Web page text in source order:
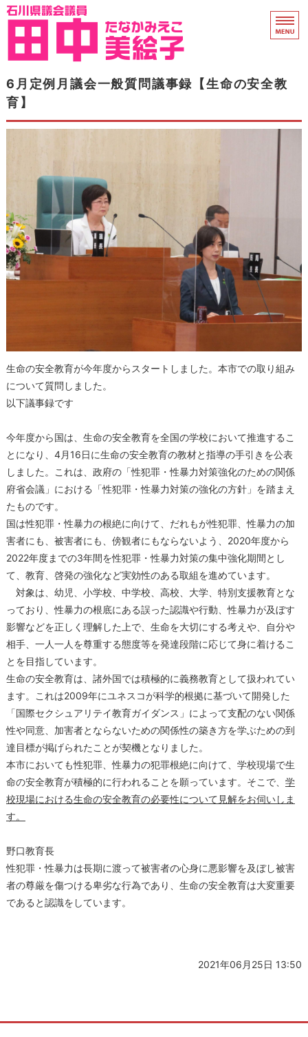
石川県議会議員 田中
ホーム
県議会活動
支援のお願い
6月定例月議会一般質問議事録【生命の安全教
育】
生命の安全教育が今年度からスタートしました。本市での取り組み
について質問しました。
以下議事録です
今年度から国は、生命の安全教育を全国の学校において推進するこ
とになり、4月16日に生命の安全教育の教材と指導の手引きを公表
しました。これは、政府の「性犯罪・性暴力対策強化のための関係
府省会議」における「性犯罪・性暴力対策の強化の方針」を踏まえ
たものです。
国は性犯罪・性暴力の根絶に向けて、だれもが性犯罪、性暴力の加
害者にも、被害者にも、傍観者にもならないよう、2020年度から
2022年度までの3年間を性犯罪・性暴力対策の集中強化期間とし
て、教育、啓発の強化など実効性のある取組を進めています。
対象は、幼児、小学校、中学校、高校、大学、特別支援教育とな
っており、性暴力の根底にある誤った認識や行動、性暴力が及ぼす
影響などを正しく理解した上で、生命を大切にする考えや、自分や
相手、一人一人を尊重する態度等を発達段階に応じて身に着けるこ
とを目指しています。
生命の安全教育は、諸外国では積極的に義務教育として扱われてい
ます。これは2009年にユネスコが科学的根拠に基づいて開発した
「国際セクシュアリテイ教育ガイダンス」によって支配のない関係
性や同意、加害者とならないための関係性の築き方を学ぶための到
達目標が掲げられたことが契機となりました。
本市においても性犯罪、性暴力の犯罪根絶に向けて、学校現場で生
命の安全教育が積極的に行われることを願っています。そこで、 学
校現場における生命の安全教育の必要性について見解をお伺いしま
す。
野口教育長
性犯罪・性暴力は長期に渡って被害者の心身に悪影響を及ぼし被害
者の尊厳を傷つける卑劣な行為であり、生命の安全教育は大変重要
であると認識をしています。
2021年06月25日 13:50